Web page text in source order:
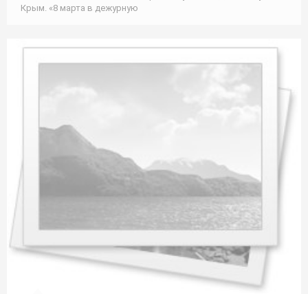
Крым. «8 марта в дежурную